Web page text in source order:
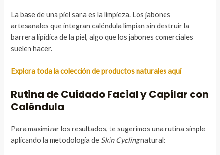
La base de una piel sana es la limpieza. Los jabones
artesanales que integran caléndula limpian sin destruir la
barrera lipídica de la piel, algo que los jabones comerciales
suelen hacer.
Explora toda la colección de productos naturales aquí
Rutina de Cuidado Facial y Capilar con
Caléndula
Para maximizar los resultados, te sugerimos una rutina simple
aplicando la metodología de Skin Cyclingnatural: